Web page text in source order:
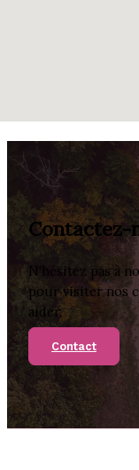
Contactez-
N'hésitez pas à
pour visiter nos
aider.
Contact